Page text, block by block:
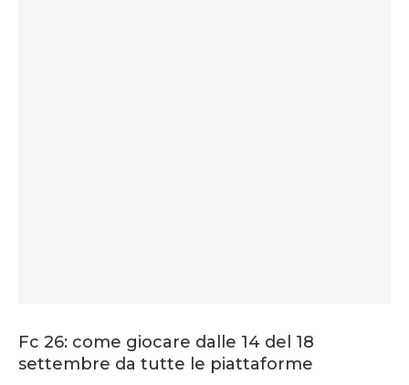
Fc 26: come giocare dalle 14 del 18
settembre da tutte le piattaforme